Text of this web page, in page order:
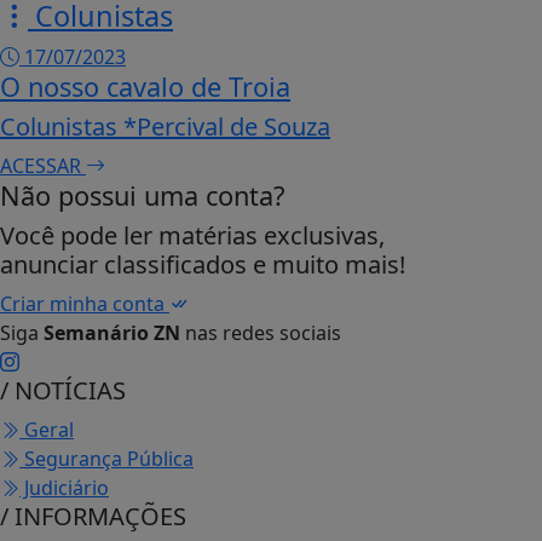
Colunistas
17/07/2023
O nosso cavalo de Troia
Colunistas *Percival de Souza
ACESSAR
Não possui uma conta?
Você pode ler matérias exclusivas,
anunciar classificados e muito mais!
Criar minha conta
Siga Semanário ZN nas redes sociais
/ NOTÍCIAS
Geral
Segurança Pública
Judiciário
/ INFORMAÇÕES